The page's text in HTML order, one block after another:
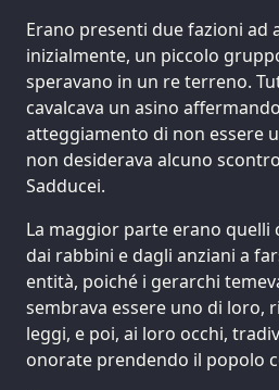
Erano presenti due fazioni ad
inizialmente, un piccolo
speravano in un re terreno.
cavalcava un asino
atteggiamento di non essere
non desiderava alcuno
Sadducei.
La maggior parte erano
dai rabbini e dagli anziani a
entità, poiché i gerarchi
sembrava essere uno di loro,
leggi, e poi, ai loro occhi,
onorate prendendo il popolo